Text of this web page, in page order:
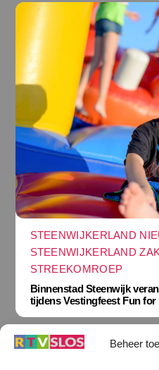
Beheer
STEENWIJKERLAND
STEENWIJKERLAND
STREEKOMROEP
Binnenstad Steenwijk
tijdens Vestingfeest Fun for